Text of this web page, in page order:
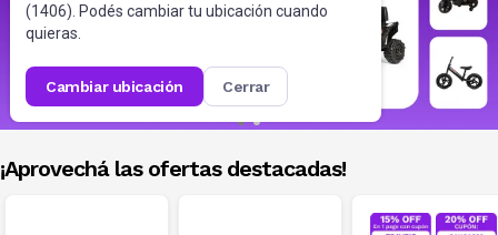
(1406). Podés cambiar tu ubicación cuando
quieras.
cambiar ubicación cerrar
¡Aprovechá las ofertas destacadas!